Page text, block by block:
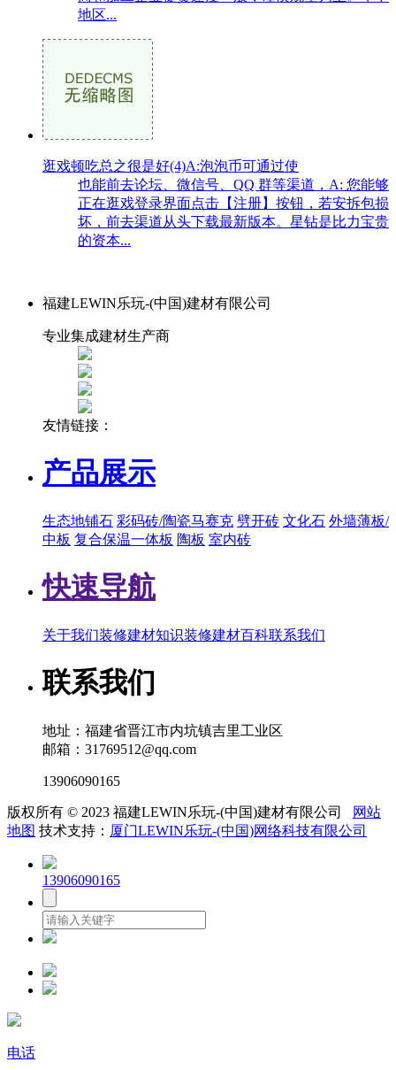
地区...
逛戏顿吃总之很是好(4)A:泡泡币可通过使
也能前去论坛、微信号、QQ 群等渠道，A: 您能够
正在逛戏登录界面点击【注册】按钮，若安拆包损
坏，前去渠道从头下载最新版本。星钻是比力宝贵
的资本...
福建LEWIN乐玩-(中国)建材有限公司
专业集成建材生产商
友情链接：
产品展示
生态地铺石 彩码砖/陶瓷马赛克 劈开砖 文化石 外墙薄板/
中板 复合保温一体板 陶板 室内砖
快速导航
关于我们装修建材知识装修建材百科联系我们
联系我们
地址：福建省晋江市内坑镇吉里工业区
邮箱：31769512@qq.com
13906090165
版权所有 © 2023 福建LEWIN乐玩-(中国)建材有限公司
网站
地图 技术支持： 厦门LEWIN乐玩-(中国)网络科技有限公司
13906090165
电话